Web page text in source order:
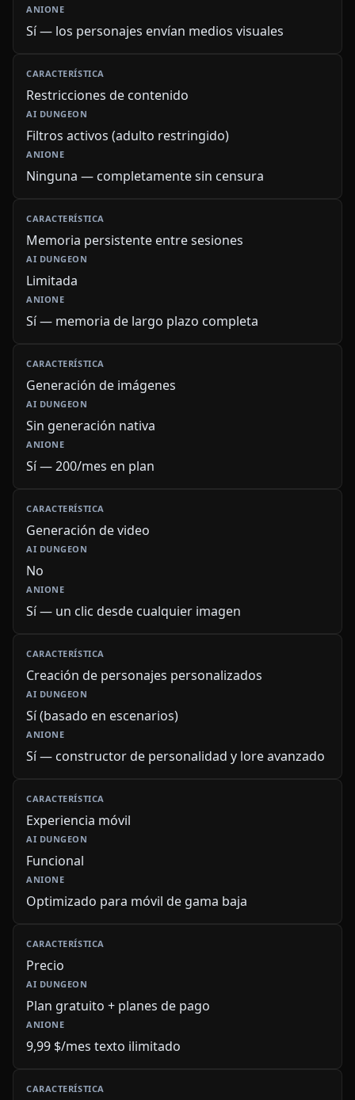
Sí — los personajes envían medios visuales
Restricciones de contenido
Filtros activos (adulto restringido)
Ninguna — completamente sin censura
Memoria persistente entre sesiones
Limitada
Sí — memoria de largo plazo completa
Generación de imágenes
Sin generación nativa
Sí — 200/mes en plan
Generación de video
No
Sí — un clic desde cualquier imagen
Creación de personajes personalizados
Sí (basado en escenarios)
Sí — constructor de personalidad y lore avanzado
Experiencia móvil
Funcional
Optimizado para móvil de gama baja
Precio
Plan gratuito + planes de pago
9,99 $/mes texto ilimitado